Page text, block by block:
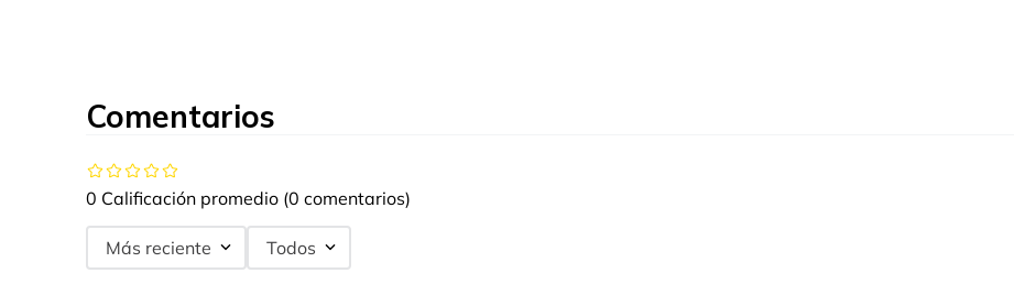
Comentarios
0 Calificación promedio (0 comentarios)
Más reciente Todos